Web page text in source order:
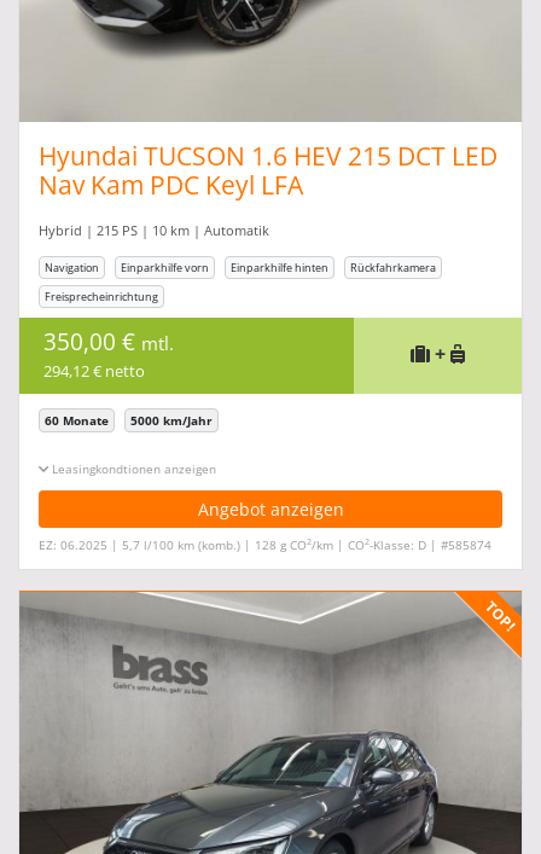
Hyundai TUCSON 1.6 HEV 215 DCT LED
Nav Kam PDC Keyl LFA
Hybrid | 215 PS | 10 km | Automatik
Navigation Einparkhilfe vorn Einparkhilfe hinten
Rückfahrkamera
Freisprecheinrichtung
350,00 € mtl.
294,12 € netto
+
60 Monate 5000 km/Jahr
Leasingkonditionen ein-/ausblenden
Angebot anzeigen
EZ: 06.2025 | 5,7 l/100 km (komb.) | 128 g CO2/km | CO2-Klasse: D | #585874